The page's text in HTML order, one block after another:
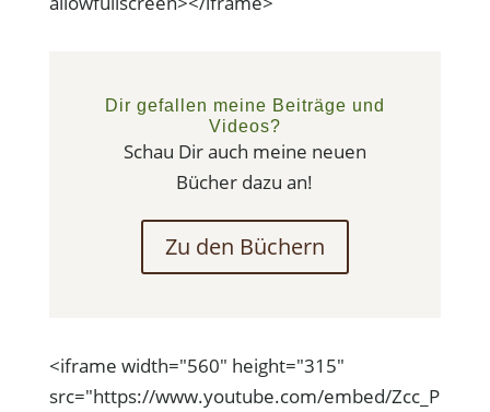
Dir gefallen meine Beiträge und
Videos?
Schau Dir auch meine neuen
Bücher dazu an!
Zu den Büchern
<iframe width="560" height="315"
src="https://www.youtube.com/embed/Zcc_P